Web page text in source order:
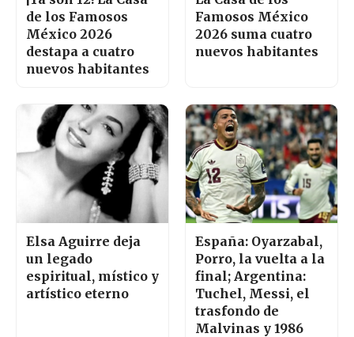
de los Famosos
México 2026
destapa a cuatro
nuevos habitantes
Famosos México
2026 suma cuatro
nuevos habitantes
Elsa Aguirre deja
un legado
espiritual, místico y
artístico eterno
España: Oyarzabal,
Porro, la vuelta a la
final; Argentina:
Tuchel, Messi, el
trasfondo de
Malvinas y 1986